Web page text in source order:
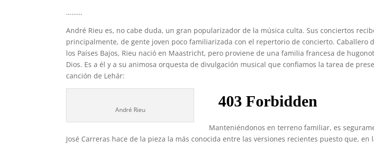
………
André Rieu es, no cabe duda, un gran popularizador de la música culta. Sus conciertos
principalmente, de gente joven poco familiarizada con el repertorio de concierto. Caballero
los Países Bajos, Rieu nació en Maastricht, pero proviene de una familia francesa de
Dios. Es a él y a su animosa orquesta de divulgación musical que confiamos la tarea de
canción de Lehár:
André Rieu
Manteniéndonos en terreno familiar, es
José Carreras hace de la pieza la más conocida entre las versiones recientes puesto que, en